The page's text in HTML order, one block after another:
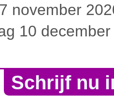
november
10
Schrijf nu